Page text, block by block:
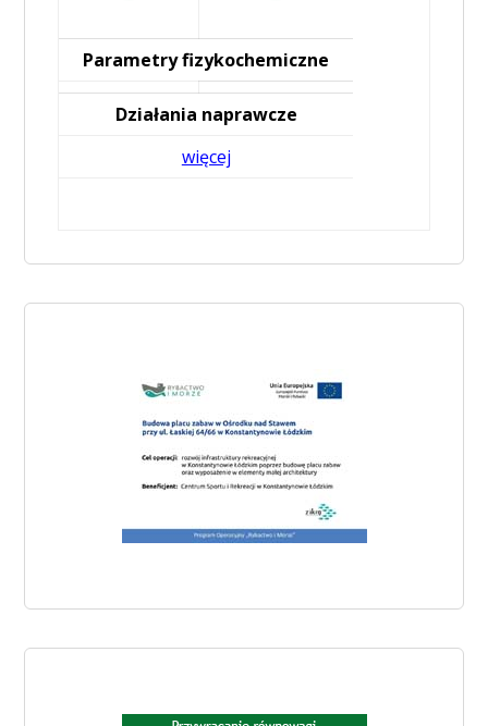
Parametry fizykochemiczne
Działania naprawcze
więcej